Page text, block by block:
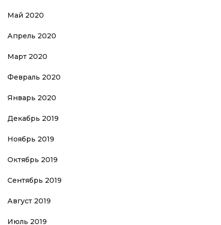
Май 2020
Апрель 2020
Март 2020
Февраль 2020
Январь 2020
Декабрь 2019
Ноябрь 2019
Октябрь 2019
Сентябрь 2019
Август 2019
Июль 2019